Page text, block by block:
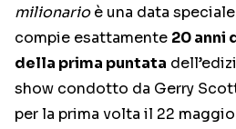
milionarioè una data
compie esattamente 20 anni
della prima puntata
show condotto da Gerry
per la prima volta il 22